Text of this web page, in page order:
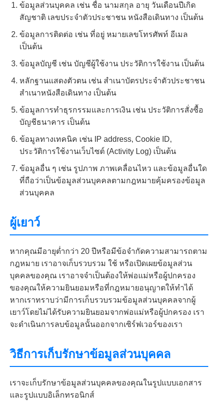
ข้อมูลส่วนบุคคล เช่น ชื่อ นามสกุล อายุ วันเดือนปีเกิด
สัญชาติ เลขประจำตัวประชาชน หนังสือเดินทาง เป็นต้น
ข้อมูลการติดต่อ เช่น ที่อยู่ หมายเลขโทรศัพท์ อีเมล
เป็นต้น
ข้อมูลบัญชี เช่น บัญชีผู้ใช้งาน ประวัติการใช้งาน เป็นต้น
หลักฐานแสดงตัวตน เช่น สำเนาบัตรประจำตัวประชาชน
สำเนาหนังสือเดินทาง เป็นต้น
ข้อมูลการทำธุรกรรมและการเงิน เช่น ประวัติการสั่งซื้อ
บัญชีธนาคาร เป็นต้น
ข้อมูลทางเทคนิค เช่น IP address, Cookie ID,
ประวัติการใช้งานเว็บไซต์ (Activity Log) เป็นต้น
ข้อมูลอื่น ๆ เช่น รูปภาพ ภาพเคลื่อนไหว และข้อมูลอื่นใด
ที่ถือว่าเป็นข้อมูลส่วนบุคคลตามกฎหมายคุ้มครองข้อมูล
ส่วนบุคคล
ผู้เยาว์
หากคุณมีอายุต่ำกว่า 20 ปีหรือมีข้อจำกัดความสามารถตาม
กฎหมาย เราอาจเก็บรวบรวม ใช้ หรือเปิดเผยข้อมูลส่วน
บุคคลของคุณ เราอาจจำเป็นต้องให้พ่อแม่หรือผู้ปกครอง
ของคุณให้ความยินยอมหรือที่กฎหมายอนุญาตให้ทำได้
หากเราทราบว่ามีการเก็บรวบรวมข้อมูลส่วนบุคคลจากผู้
เยาว์โดยไม่ได้รับความยินยอมจากพ่อแม่หรือผู้ปกครอง เรา
จะดำเนินการลบข้อมูลนั้นออกจากเซิร์ฟเวอร์ของเรา
วิธีการเก็บรักษาข้อมูลส่วนบุคคล
เราจะเก็บรักษาข้อมูลส่วนบุคคลของคุณในรูปแบบเอกสาร
และรูปแบบอิเล็กทรอนิกส์